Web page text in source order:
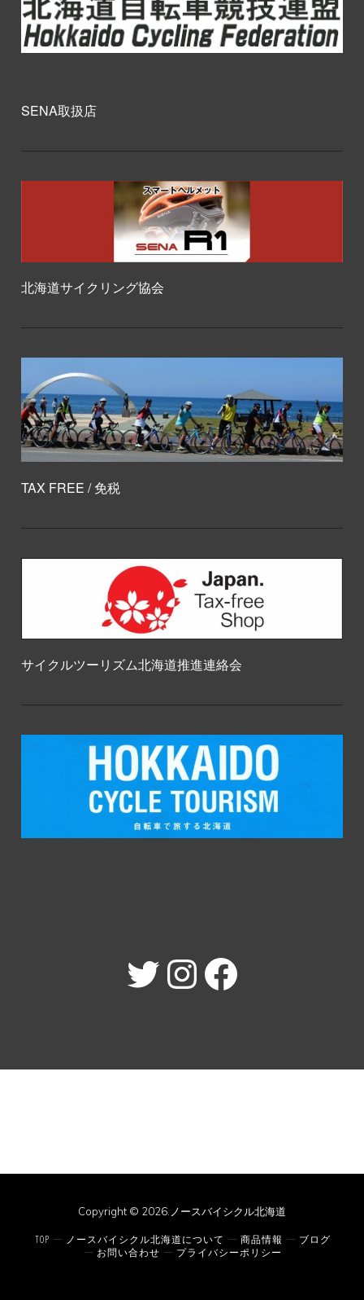
SENA取扱店
北海道サイクリング協会
TAX FREE / 免税
サイクルツーリズム北海道推進連絡会
Twitter InstagramFacebook
Copyright © 2026.ノースバイシクル北海道
TOP ノースバイシクル北海道について 商品情報
ブログ
お問い合わせ
プライバシーポリシー